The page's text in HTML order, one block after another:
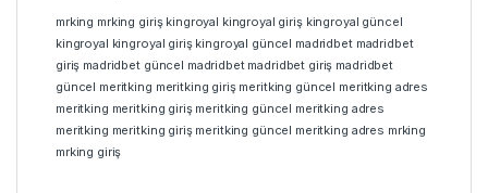
mrking mrking giriş kingroyal kingroyal giriş kingroyal güncel
kingroyal kingroyal giriş kingroyal güncel madridbet madridbet
giriş madridbet güncel madridbet madridbet giriş madridbet
güncel meritking meritking giriş meritking güncel meritking adres
meritking meritking giriş meritking güncel meritking adres
meritking meritking giriş meritking güncel meritking adres mrking
mrking giriş